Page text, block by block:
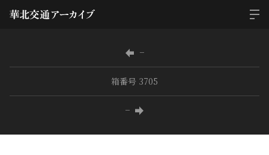
−
箱番号 3705
−